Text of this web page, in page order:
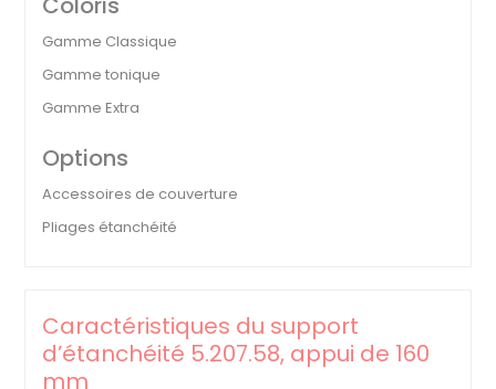
Gamme Classique
Gamme tonique
Gamme Extra
Options
Accessoires de couverture
Pliages étanchéité
Caractéristiques du support
d’étanchéité 5.207.58, appui de 160
mm